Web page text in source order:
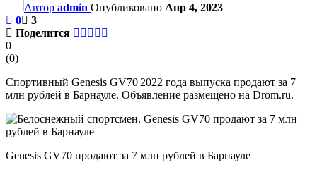
Автор admin Опубликовано Апр 4, 2023
0
3
Поделится
0
(0)
Спортивный Genesis GV70 2022 года выпуска продают за 7
млн рублей в Барнауле. Объявление размещено на Drom.ru.
Genesis GV70 продают за 7 млн рублей в Барнауле